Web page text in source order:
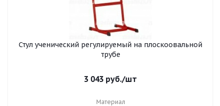
Стул ученический регулируемый на плоскоовальной
трубе
3 043 руб./шт
Материал